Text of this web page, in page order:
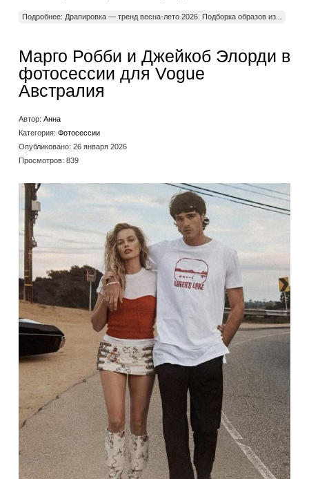
Подробнее: Драпировка — тренд весна-лето 2026. Подборка образов из...
Марго Робби и Джейкоб Элорди в
фотосессии для Vogue
Австралия
Автор: Анна
Категория: Фотосессии
Опубликовано: 26 января 2026
Просмотров: 839